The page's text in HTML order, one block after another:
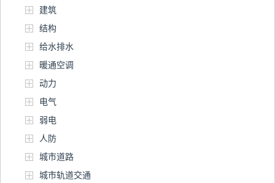
建筑
结构
给水排水
暖通空调
动力
电气
弱电
人防
城市道路
城市轨道交通